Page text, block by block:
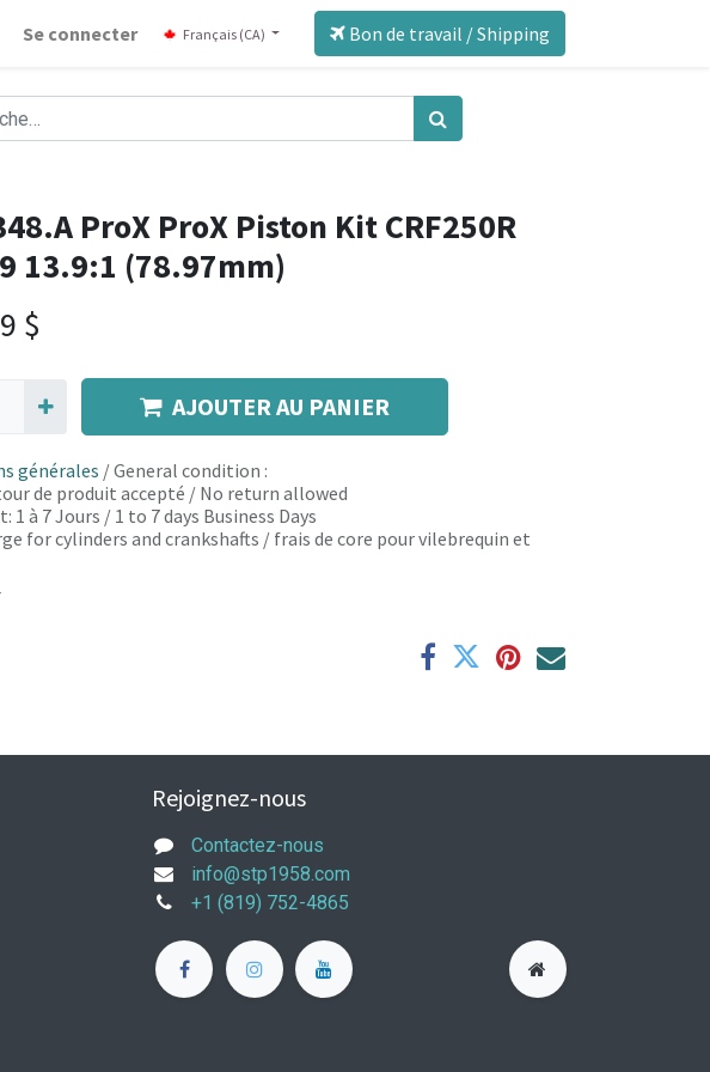
Se connecter Français (CA) Bon de travail / Shipping
ProX ProX Piston Kit CRF250R
13.9:1 (78.97mm)
$
AJOUTER AU PANIER
générales / General condition :
de produit accepté / No return allowed
1 à 7 Jours / 1 to 7 days Business Days
for cylinders and crankshafts / frais de core pour vilebrequin et
Rejoignez-nous
Contactez-nous
info@stp1958.com
+1 (819) 752-4865